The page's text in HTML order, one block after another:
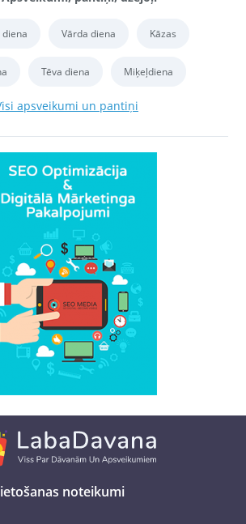
Vārda diena Kāzas
Tēva diena Miķeļdiena
apsveikumi un pantiņi
noteikumi